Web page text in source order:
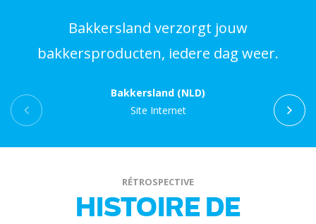
Bakkersland verzorgt jouw
bakkersproducten, iedere dag weer.
Bakkersland (NLD)
Site Internet
RÉTROSPECTIVE
HISTOIRE DE